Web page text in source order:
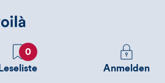
Favoriten
0
Leseliste
Melden
Sie
Anmelden